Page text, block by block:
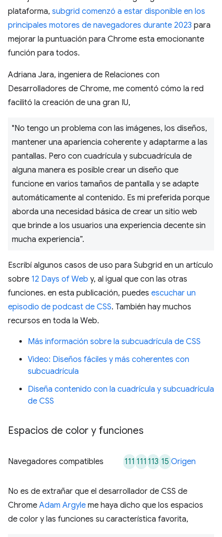
plataforma, subgrid comenzó a estar disponible en los
principales motores de navegadores durante 2023 para
mejorar la puntuación para Chrome esta emocionante
función para todos.
Adriana Jara, ingeniera de Relaciones con
Desarrolladores de Chrome, me comentó cómo la red
facilitó la creación de una gran IU,
"No tengo un problema con las imágenes, los diseños,
mantener una apariencia coherente y adaptarme a las
pantallas. Pero con cuadrícula y subcuadrícula de
alguna manera es posible crear un diseño que
funcione en varios tamaños de pantalla y se adapte
automáticamente al contenido. Es mi preferida porque
aborda una necesidad básica de crear un sitio web
que brinde a los usuarios una experiencia decente sin
mucha experiencia”.
Escribí algunos casos de uso para Subgrid en un artículo
sobre 12 Days of Web y, al igual que con las otras
funciones. en esta publicación, puedes escuchar un
episodio de podcast de CSS. También hay muchos
recursos en toda la Web.
Más información sobre la subcuadrícula de CSS
Video: Diseños fáciles y más coherentes con
subcuadrícula
Diseña contenido con la cuadrícula y subcuadrícula
de CSS
Espacios de color y funciones
Navegadores compatibles 111 111 113 15 Origen
No es de extrañar que el desarrollador de CSS de
Chrome Adam Argyle me haya dicho que los espacios
de color y las funciones su característica favorita,